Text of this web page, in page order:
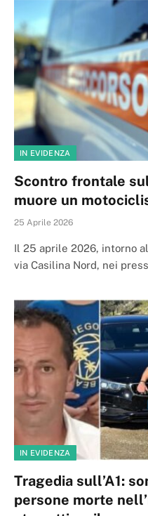
IN EVIDENZA
Scontro frontale
muore un
25 Aprile 2026
Il 25 aprile 2026, intorno
via Casilina Nord, nei
IN EVIDENZA
Tragedia sull’A1:
persone morte